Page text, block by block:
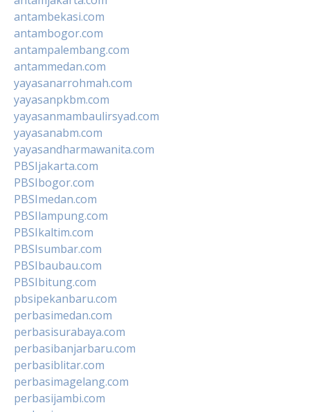
antambekasi.com
antambogor.com
antampalembang.com
antammedan.com
yayasanarrohmah.com
yayasanpkbm.com
yayasanmambaulirsyad.com
yayasanabm.com
yayasandharmawanita.com
PBSIjakarta.com
PBSIbogor.com
PBSImedan.com
PBSIlampung.com
PBSIkaltim.com
PBSIsumbar.com
PBSIbaubau.com
PBSIbitung.com
pbsipekanbaru.com
perbasimedan.com
perbasisurabaya.com
perbasibanjarbaru.com
perbasiblitar.com
perbasimagelang.com
perbasijambi.com